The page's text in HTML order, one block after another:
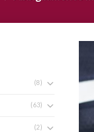
(8)
(63)
(2)